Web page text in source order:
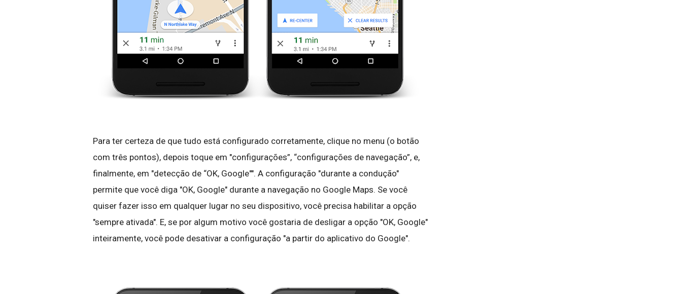
Para ter certeza de que tudo está configurado corretamente, clique no menu (o botão
com três pontos), depois toque em "configurações”, “configurações de navegação”, e,
finalmente, em "detecção de “OK, Google"". A configuração "durante a condução"
permite que você diga "OK, Google" durante a navegação no Google Maps. Se você
quiser fazer isso em qualquer lugar no seu dispositivo, você precisa habilitar a opção
"sempre ativada". E, se por algum motivo você gostaria de desligar a opção "OK, Google"
inteiramente, você pode desativar a configuração "a partir do aplicativo do Google".